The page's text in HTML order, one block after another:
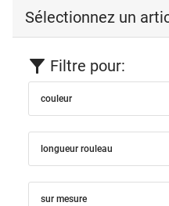
Sélectionnez un
Filtre pour:
couleur
longueur rouleau
sur mesure